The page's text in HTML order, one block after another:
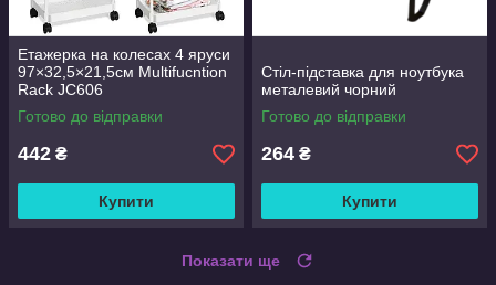
Етажерка на колесах 4 яруси
97×32,5×21,5см Multifucntion
Rack JC606
Готово до відправки
442 ₴
Купити
Стіл-підставка для ноутбука
металевий чорний
Готово до відправки
264 ₴
Купити
Показати ще